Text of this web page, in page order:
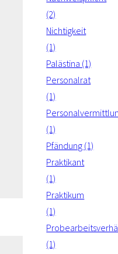
(2)
Nichtigkeit
(1)
Palästina (1)
Personalrat
(1)
(1)
Pfändung (1)
Praktikant
(1)
Praktikum
(1)
(1)